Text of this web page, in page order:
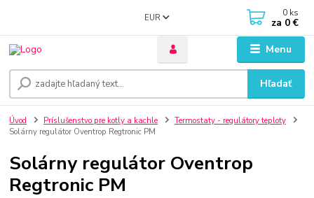
Menu
EUR
Hľadať
0 ks
za 0 €
Úvod Príslušenstvo pre kotly a kachle
Termostaty - regulátory teploty
Solárny regulátor Oventrop Regtronic PM
Solárny regulátor Oventrop
Regtronic PM